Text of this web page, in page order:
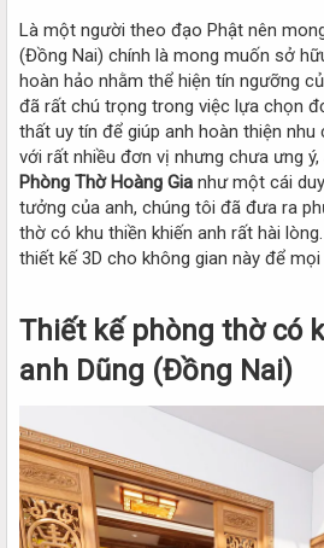
Là một người theo đạo Phật nên
(Đồng Nai) chính là mong muốn sở
hoàn hảo nhằm thể hiện tín ngưỡng
đã rất chú trọng trong việc lựa chọn
thất uy tín để giúp anh hoàn thiện nhu
với rất nhiều đơn vị nhưng chưa ưng
Phòng Thờ Hoàng Gia như một cái
tưởng của anh, chúng tôi đã đưa ra
thờ có khu thiền khiến anh rất hài
thiết kế 3D cho không gian này để
Thiết kế phòng thờ có
anh Dũng (Đồng Nai)